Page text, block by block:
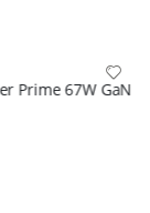
Prime 67W GaN